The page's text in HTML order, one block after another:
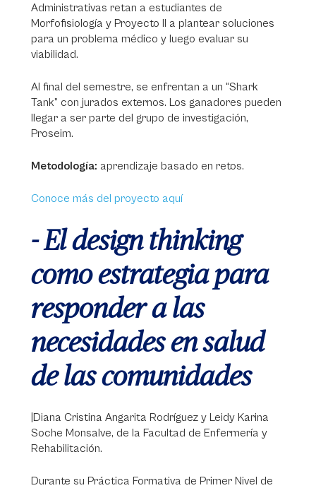
Administrativas retan a estudiantes de
Morfofisiología y Proyecto II a plantear soluciones
para un problema médico y luego evaluar su
viabilidad.
Al final del semestre, se enfrentan a un “Shark
Tank” con jurados externos. Los ganadores pueden
llegar a ser parte del grupo de investigación,
Proseim.
Metodología: aprendizaje basado en retos.
Conoce más del proyecto aquí
- El design thinking
como estrategia para
responder a las
necesidades en salud
de las comunidades
|Diana Cristina Angarita Rodríguez y Leidy Karina
Soche Monsalve, de la Facultad de Enfermería y
Rehabilitación.
Durante su Práctica Formativa de Primer Nivel de